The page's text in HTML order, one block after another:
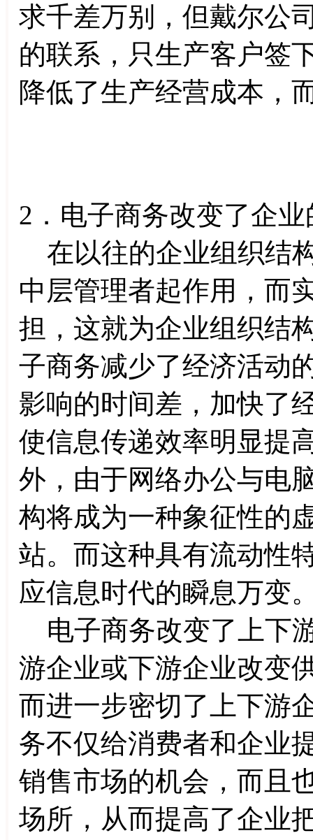
求千差万别，但戴尔公
的联系，只生产客户签
降低了生产经营成本，
2．电子商务改变了企
在以往的企业组织结
中层管理者起作用，而
担，这就为企业组织结
子商务减少了经济活动
影响的时间差，加快了
使信息传递效率明显提
外，由于网络办公与电
构将成为一种象征性的
站。而这种具有流动性
应信息时代的瞬息万变
电子商务改变了上下
游企业或下游企业改变
而进一步密切了上下游
务不仅给消费者和企业
销售市场的机会，而且
场所，从而提高了企业